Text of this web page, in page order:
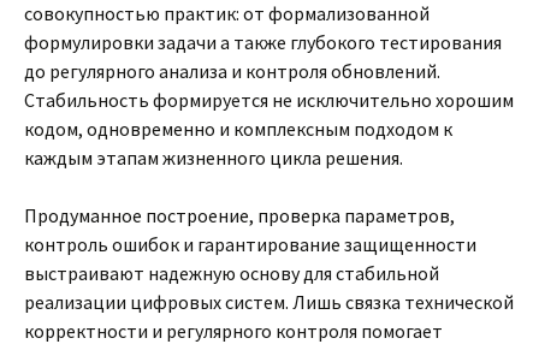
совокупностью практик: от формализованной
формулировки задачи а также глубокого тестирования
до регулярного анализа и контроля обновлений.
Стабильность формируется не исключительно хорошим
кодом, одновременно и комплексным подходом к
каждым этапам жизненного цикла решения.
Продуманное построение, проверка параметров,
контроль ошибок и гарантирование защищенности
выстраивают надежную основу для стабильной
реализации цифровых систем. Лишь связка технической
корректности и регулярного контроля помогает